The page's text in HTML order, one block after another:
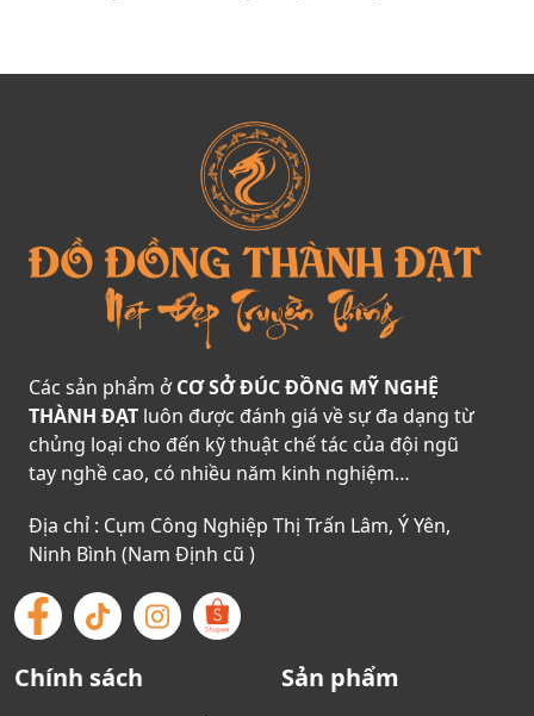
Các sản phẩm ởCƠ SỞ ĐÚC ĐỒNG MỸ NGHỆ
THÀNH ĐẠT luôn được đánh giá về sự đa dạng từ
chủng loại cho đến kỹ thuật chế tác của đội ngũ
tay nghề cao, có nhiều năm kinh nghiệm…
Địa chỉ : Cụm Công Nghiệp Thị Trấn Lâm, Ý Yên,
Ninh Bình (Nam Định cũ )
Chính sách Sản phẩm